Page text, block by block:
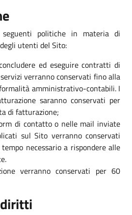
politiche in materia di
utenti del Sito:
ed eseguire contratti di
verranno conservati fino alla
amministrativo-contabili. I
saranno conservati per
di fatturazione;
di contatto o nelle mail inviate
sul Sito verranno conservati
necessario a rispondere alle
verranno conservati per 60